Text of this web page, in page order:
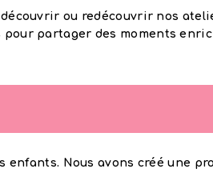
ou redécouvrir nos
partager des moments
enfants. Nous avons créé une